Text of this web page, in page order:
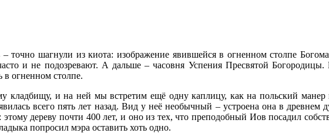
точно шагнули из киота: изображение явившейся в огненном столпе
и не подозревают. А дальше – часовня Успения Пресвятой
в огненном столпе.
кладбищу, и на ней мы встретим ещё одну каплицу, как на польский
всего пять лет назад. Вид у неё необычный – устроена она в
дереву почти 400 лет, и оно из тех, что преподобный Иов посадил
попросил мэра оставить хоть одно.